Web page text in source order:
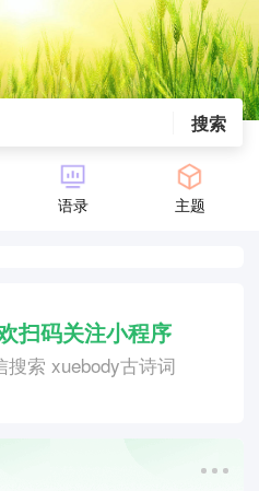
搜索
语录 主题
扫码关注小程序
搜索 xuebody古诗词